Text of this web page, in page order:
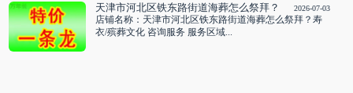
天津市河北区铁东路街道海葬怎么祭拜？
寿衣/殡葬文化 咨询服务
2026-07-03
店铺名称：天津市河北区铁东路街道海葬怎么祭拜？寿
衣/殡葬文化 咨询服务 服务区域...